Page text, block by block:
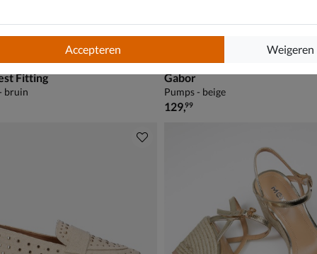
Fitting
bruin
Gabor
Pumps - beige
€ 129,99
129,99
Accepteren Weigeren